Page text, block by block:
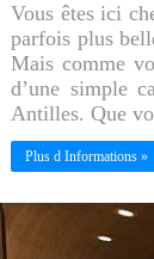
Vous êtes ici
parfois plus
Mais comme
d’une simple
Antilles. Que
Plus d Informations »